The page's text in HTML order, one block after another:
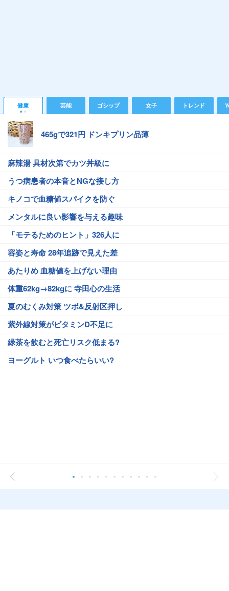
健康 芸能 ゴシップ 女子 トレンド
465gで321円 ドンキプリン品薄
麻辣湯 具材次第でカツ丼級に
うつ病患者の本音とNGな接し方
キノコで血糖値スパイクを防ぐ
メンタルに良い影響を与える趣味
「モテるためのヒント」326人に
容姿と寿命 28年追跡で見えた差
あたりめ 血糖値を上げない理由
体重62kg→82kgに 寺田心の生活
夏のむくみ対策 ツボ&反射区押し
紫外線対策がビタミンD不足に
緑茶を飲むと死亡リスク低まる?
ヨーグルト いつ食べたらいい?